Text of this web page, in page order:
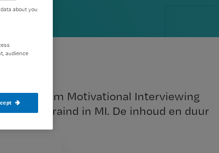
om Motivational Interviewing
getraind in MI. De inhoud en duur
about you
audience